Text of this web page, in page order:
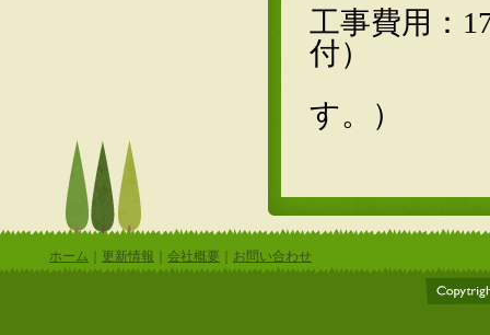
工事費用：
付）
す。）
ホーム 更新情報 会社概要 お問い合わせ